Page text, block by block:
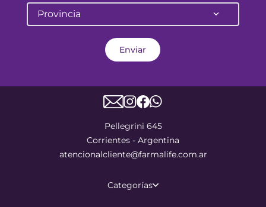
Provincia
Enviar
Pellegrini 645
Corrientes - Argentina
atencionalcliente@farmalife.com.ar
Categorías